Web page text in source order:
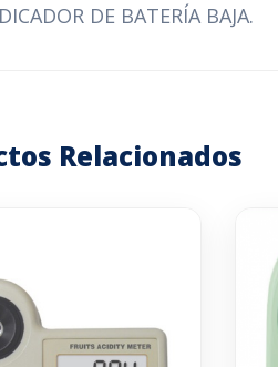
DE BATERÍA BAJA.
Relacionados